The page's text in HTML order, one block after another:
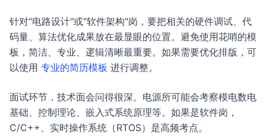
针对"电路设计"或"软件架构"岗，要把相关的硬件调试、代
码量、算法优化成果放在最显眼的位置。避免使用花哨的模
板，简洁、专业、逻辑清晰最重要。如果需要优化排版，可
以使用 专业的简历模板 进行调整。
面试环节，技术面会问得很深。电源所可能会考察模电数电
基础、控制理论、嵌入式系统原理等。如果是软件岗，
C/C++、实时操作系统（RTOS）是高频考点。